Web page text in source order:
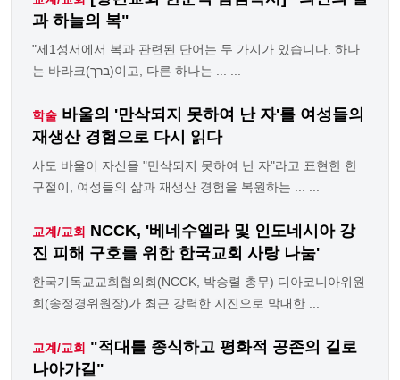
과 하늘의 복"
"제1성서에서 복과 관련된 단어는 두 가지가 있습니다. 하나
는 바라크(ברך)이고, 다른 하나는 ... ...
학술 바울의 '만삭되지 못하여 난 자'를 여성들의
재생산 경험으로 다시 읽다
사도 바울이 자신을 "만삭되지 못하여 난 자"라고 표현한 한
구절이, 여성들의 삶과 재생산 경험을 복원하는 ... ...
교계/교회 NCCK, '베네수엘라 및 인도네시아 강
진 피해 구호를 위한 한국교회 사랑 나눔'
한국기독교교회협의회(NCCK, 박승렬 총무) 디아코니아위원
회(송정경위원장)가 최근 강력한 지진으로 막대한 ...
교계/교회 "적대를 종식하고 평화적 공존의 길로
나아가길"